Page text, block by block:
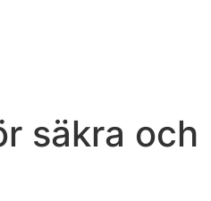
säkra och